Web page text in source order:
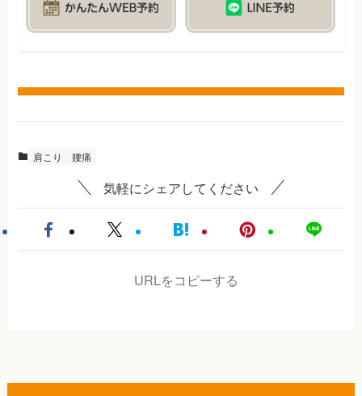
肩こり 腰痛
気軽にシェアしてください
URLをコピーする